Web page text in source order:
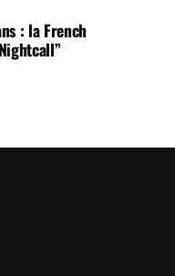
: la French